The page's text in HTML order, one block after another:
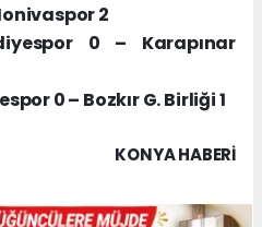
2
0 – Karapınar
0 – Bozkır G. Birliği 1
KONYA HABERİ